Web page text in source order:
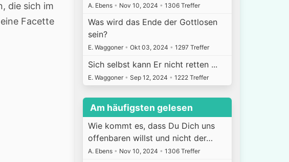
die sich im
Facette
A. Ebens • Nov 10, 2024 • 1306 Treffer
Was wird das Ende der Gottlosen
sein?
E. Waggoner • Okt 03, 2024 • 1297 Treffer
Sich selbst kann Er nicht retten ...
E. Waggoner • Sep 12, 2024 • 1222 Treffer
Am häufigsten gelesen
Wie kommt es, dass Du Dich uns
offenbaren willst und nicht der…
A. Ebens • Nov 10, 2024 • 1306 Treffer